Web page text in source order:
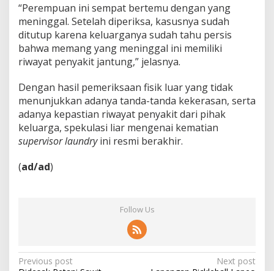
“Perempuan ini sempat bertemu dengan yang
meninggal. Setelah diperiksa, kasusnya sudah
ditutup karena keluarganya sudah tahu persis
bahwa memang yang meninggal ini memiliki
riwayat penyakit jantung,” jelasnya.
Dengan hasil pemeriksaan fisik luar yang tidak
menunjukkan adanya tanda-tanda kekerasan, serta
adanya kepastian riwayat penyakit dari pihak
keluarga, spekulasi liar mengenai kematian
supervisor laundryini resmi berakhir.
(ad/ad)
Follow Us
P
Previous post
Next post